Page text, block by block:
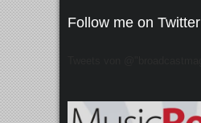
Follow me on Twitter